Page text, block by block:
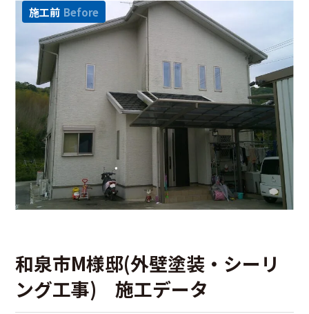
施工前 Before
和泉市M様邸(外壁塗装・シーリ
ング工事) 施工データ